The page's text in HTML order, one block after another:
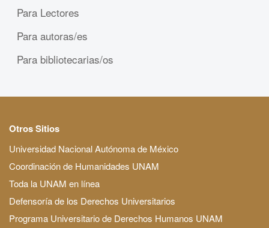
Para Lectores
Para autoras/es
Para bibliotecarias/os
Otros Sitios
Universidad Nacional Autónoma de México
Coordinación de Humanidades UNAM
Toda la UNAM en línea
Defensoría de los Derechos Universitarios
Programa Universitario de Derechos Humanos UNAM